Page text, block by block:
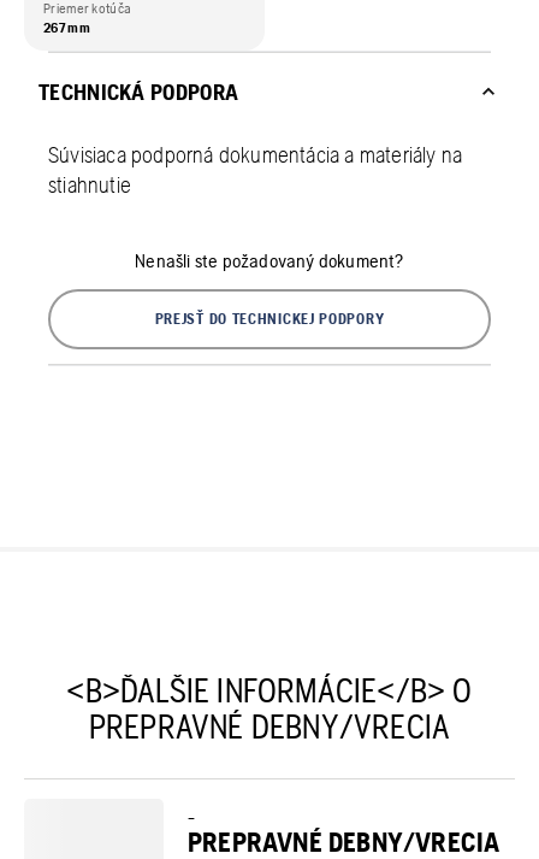
Priemer kotúča
267 mm
TECHNICKÁ PODPORA
Súvisiaca podporná dokumentácia a materiály na
stiahnutie
Nenašli ste požadovaný dokument?
PREJSŤ DO TECHNICKEJ PODPORY
<B>ĎALŠIE INFORMÁCIE</B> O
PREPRAVNÉ DEBNY/VRECIA
–
PREPRAVNÉ DEBNY/VRECIA